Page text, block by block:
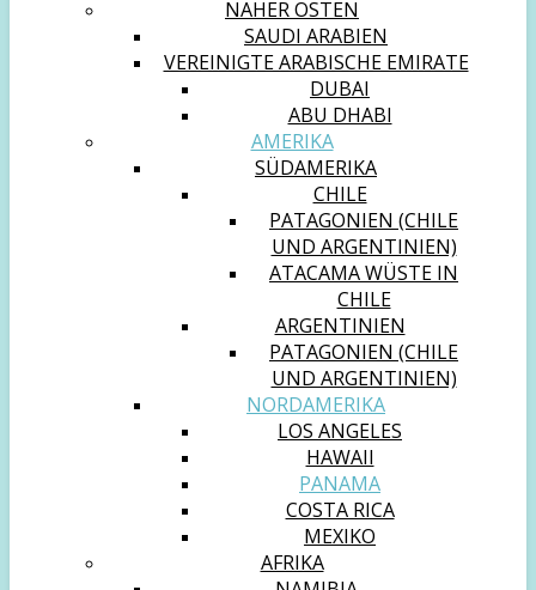
NAHER OSTEN
SAUDI ARABIEN
VEREINIGTE ARABISCHE EMIRATE
DUBAI
ABU DHABI
AMERIKA
SÜDAMERIKA
CHILE
PATAGONIEN (CHILE
UND ARGENTINIEN)
ATACAMA WÜSTE IN
CHILE
ARGENTINIEN
PATAGONIEN (CHILE
UND ARGENTINIEN)
NORDAMERIKA
LOS ANGELES
HAWAII
PANAMA
COSTA RICA
MEXIKO
AFRIKA